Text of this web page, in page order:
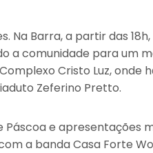
Na Barra, a partir das
a comunidade para um
Cristo Luz, onde
Zeferino Pretto.
e apresentações
a banda Casa Forte